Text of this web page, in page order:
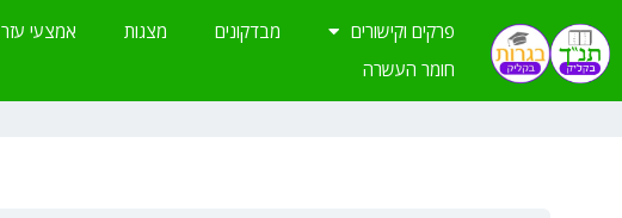
לתוכן
פרקים וקישורים מבדקונים מצגות אמצעי עזר
חומר העשרה